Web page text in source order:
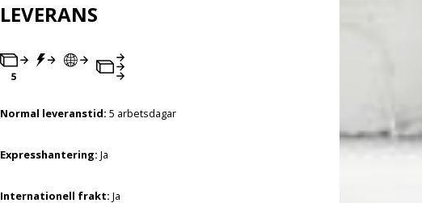
LEVERANS
Normal leveranstid: 5 arbetsdagar
Expresshantering: Ja
Internationell frakt: Ja